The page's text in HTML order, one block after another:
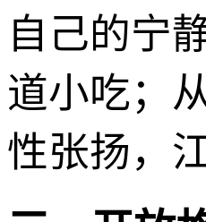
自己的宁
道小吃；
性张扬，